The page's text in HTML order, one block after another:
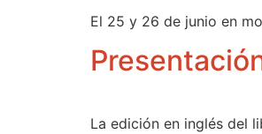
El 25 y 26 de junio en
La edición en inglés del